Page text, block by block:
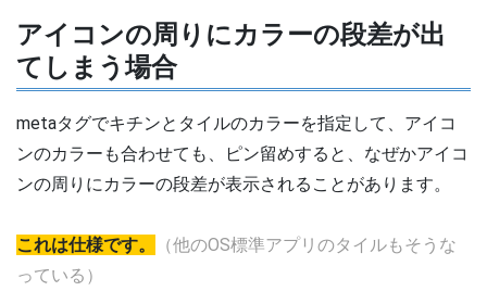
アイコンの周りにカラーの段差が出
てしまう場合
metaタグでキチンとタイルのカラーを指定して、アイコ
ンのカラーも合わせても、ピン留めすると、なぜかアイコ
ンの周りにカラーの段差が表示されることがあります。
これは仕様です。
（他のOS標準アプリのタイルもそうな
っている）